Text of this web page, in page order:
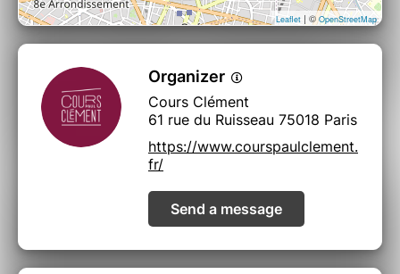
Leaflet | ©OpenStreetMap
Organizer
Cours Clément
61 rue du Ruisseau 75018 Paris
https://www.courspaulclement.
fr/
Send a message